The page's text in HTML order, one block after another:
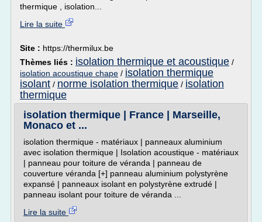
thermique , isolation...
Lire la suite
Site : https://thermilux.be
Thèmes liés : isolation thermique et acoustique /
isolation acoustique chape / isolation thermique
isolant / norme isolation thermique / isolation
thermique
isolation thermique | France | Marseille,
Monaco et ...
isolation thermique - matériaux | panneaux aluminium
avec isolation thermique | Isolation acoustique - matériaux
| panneau pour toiture de véranda | panneau de
couverture véranda [+] panneau aluminium polystyrène
expansé | panneaux isolant en polystyrène extrudé |
panneau isolant pour toiture de véranda ...
Lire la suite